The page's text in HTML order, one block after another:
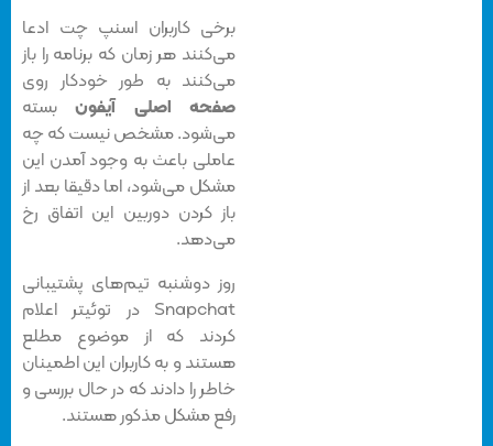
برخی کاربران اسنپ چت ادعا
می‌کنند هر زمان که برنامه را باز
می‌کنند به طور خودکار روی
صفحه اصلی آیفونبسته
می‌شود. مشخص نیست که چه
عاملی باعث به وجود آمدن این
مشکل می‌شود، اما دقیقا بعد از
باز کردن دوربین این اتفاق رخ
می‌دهد.
روز دوشنبه تیم‌های پشتیبانی
Snapchat در توئیتر اعلام
کردند که از موضوع مطلع
هستند و به کاربران این اطمینان
خاطر را دادند که در حال بررسی و
رفع مشکل مذکور هستند.